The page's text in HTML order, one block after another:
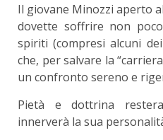
Il giovane Minozzi aperto
dovette soffrire non
spiriti (compresi alcuni
che, per salvare la
un confronto sereno e
Pietà e dottrina
innerverà la sua